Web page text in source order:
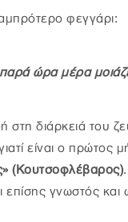
φεγγάρι:
ώρα μέρα
στη διάρκειά του
είναι ο πρώτος
(Κουτσοφλέβαρος)
επίσης γνωστός και